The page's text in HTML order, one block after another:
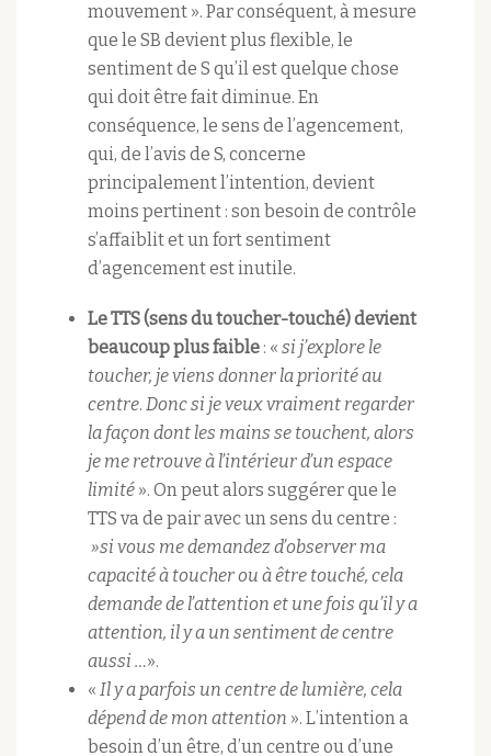
mouvement ». Par conséquent, à mesure
que le SB devient plus flexible, le
sentiment de S qu’il est quelque chose
qui doit être fait diminue. En
conséquence, le sens de l’agencement,
qui, de l’avis de S, concerne
principalement l’intention, devient
moins pertinent : son besoin de contrôle
s’affaiblit et un fort sentiment
d’agencement est inutile.
Le TTS (sens du toucher-touché) devient
beaucoup plus faible : « si j’explore le
toucher, je viens donner la priorité au
centre. Donc si je veux vraiment regarder
la façon dont les mains se touchent, alors
je me retrouve à l’intérieur d’un espace
limité ». On peut alors suggérer que le
TTS va de pair avec un sens du centre :
»si vous me demandez d’observer ma
capacité à toucher ou à être touché, cela
demande de l’attention et une fois qu’il y a
attention, il y a un sentiment de centre
aussi …».
« Il y a parfois un centre de lumière, cela
dépend de mon attention ». L’intention a
besoin d’un être, d’un centre ou d’une